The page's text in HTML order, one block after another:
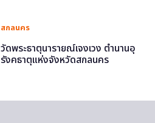
สกลนคร
วัดพระธาตุนารายณ์เจงเวง ตำนานอุ
รังคธาตุแห่งจังหวัดสกลนคร